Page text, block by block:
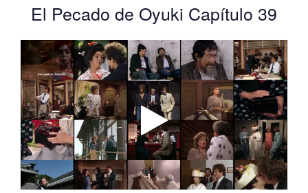
El Pecado de Oyuki Capítulo 39